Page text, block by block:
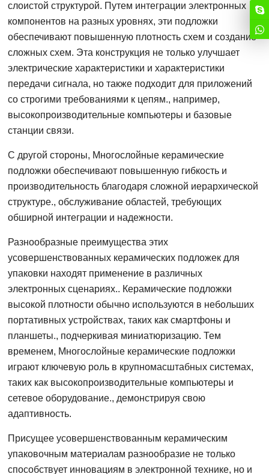
слоистой структурой. Путем интеграции электронных
компонентов на разных уровнях, эти подложки
обеспечивают повышенную плотность схем и создание
сложных схем. Эта конструкция не только улучшает
электрические характеристики и характеристики
передачи сигнала, но также подходит для приложений
со строгими требованиями к цепям., например,
высокопроизводительные компьютеры и базовые
станции связи.
С другой стороны, Многослойные керамические
подложки обеспечивают повышенную гибкость и
производительность благодаря сложной иерархической
структуре., обслуживание областей, требующих
обширной интеграции и надежности.
Разнообразные преимущества этих
усовершенствованных керамических подложек для
упаковки находят применение в различных
электронных сценариях.. Керамические подложки
высокой плотности обычно используются в небольших
портативных устройствах, таких как смартфоны и
планшеты., подчеркивая миниатюризацию. Тем
временем, Многослойные керамические подложки
играют ключевую роль в крупномасштабных системах,
таких как высокопроизводительные компьютеры и
сетевое оборудование., демонстрируя свою
адаптивность.
Присущее усовершенствованным керамическим
упаковочным материалам разнообразие не только
способствует инновациям в электронной технике, но и